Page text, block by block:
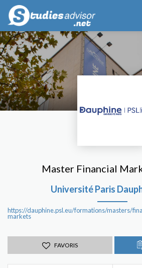
Master Financial
Université Paris
https://dauphine.psl.eu/formations/masters/
markets
FAVORIS